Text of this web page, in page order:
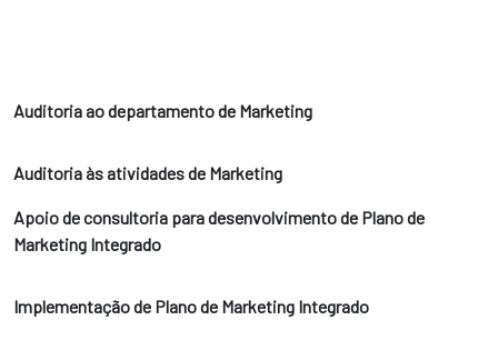
Auditoria ao departamento de Marketing
Auditoria às atividades de Marketing
Apoio de consultoria para desenvolvimento de Plano de
Marketing Integrado
Implementação de Plano de Marketing Integrado